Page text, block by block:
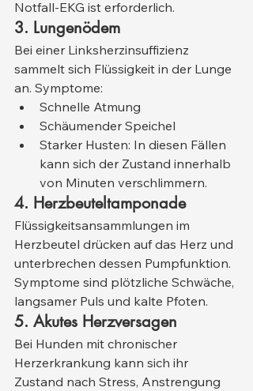
Notfall-EKG ist erforderlich.
3. Lungenödem
Bei einer Linksherzinsuffizienz
sammelt sich Flüssigkeit in der Lunge
an. Symptome:
Schnelle Atmung
Schäumender Speichel
Starker Husten: In diesen Fällen
kann sich der Zustand innerhalb
von Minuten verschlimmern.
4. Herzbeuteltamponade
Flüssigkeitsansammlungen im
Herzbeutel drücken auf das Herz und
unterbrechen dessen Pumpfunktion.
Symptome sind plötzliche Schwäche,
langsamer Puls und kalte Pfoten.
5. Akutes Herzversagen
Bei Hunden mit chronischer
Herzerkrankung kann sich ihr
Zustand nach Stress, Anstrengung